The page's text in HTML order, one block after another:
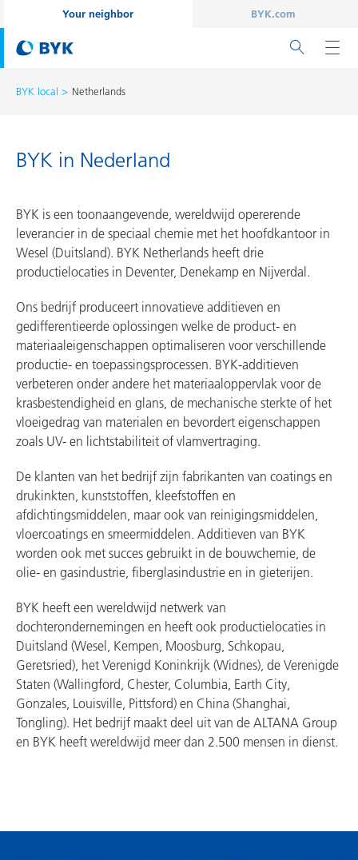
Your neighbor BYK.com
BYK local Netherlands
BYK in Nederland
BYK is een toonaangevende, wereldwijd opererende
leverancier in de speciaal chemie met het hoofdkantoor in
Wesel (Duitsland). BYK Netherlands heeft drie
productielocaties in Deventer, Denekamp en Nijverdal.
Ons bedrijf produceert innovatieve additieven en
gedifferentieerde oplossingen welke de product- en
materiaaleigenschappen optimaliseren voor verschillende
productie- en toepassingsprocessen. BYK-additieven
verbeteren onder andere het materiaaloppervlak voor de
krasbestendigheid en glans, de mechanische sterkte of het
vloeigedrag van materialen en bevordert eigenschappen
zoals UV- en lichtstabiliteit of vlamvertraging.
De klanten van het bedrijf zijn fabrikanten van coatings en
drukinkten, kunststoffen, kleefstoffen en
afdichtingsmiddelen, maar ook van reinigingsmiddelen,
vloercoatings en smeermiddelen. Additieven van BYK
worden ook met succes gebruikt in de bouwchemie, de
olie- en gasindustrie, fiberglasindustrie en in gieterijen.
BYK heeft een wereldwijd netwerk van
dochterondernemingen en heeft ook productielocaties in
Duitsland (Wesel, Kempen, Moosburg, Schkopau,
Geretsried), het Verenigd Koninkrijk (Widnes), de Verenigde
Staten (Wallingford, Chester, Columbia, Earth City,
Gonzales, Louisville, Pittsford) en China (Shanghai,
Tongling). Het bedrijf maakt deel uit van de ALTANA Group
en BYK heeft wereldwijd meer dan 2.500 mensen in dienst.